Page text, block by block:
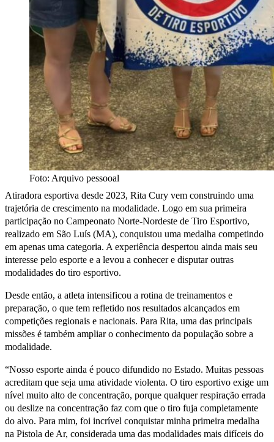
Foto: Arquivo pessooal
Atiradora esportiva desde 2023, Rita Cury vem construindo uma
trajetória de crescimento na modalidade. Logo em sua primeira
participação no Campeonato Norte-Nordeste de Tiro Esportivo,
realizado em São Luís (MA), conquistou uma medalha competindo
em apenas uma categoria. A experiência despertou ainda mais seu
interesse pelo esporte e a levou a conhecer e disputar outras
modalidades do tiro esportivo.
Desde então, a atleta intensificou a rotina de treinamentos e
preparação, o que tem refletido nos resultados alcançados em
competições regionais e nacionais. Para Rita, uma das principais
missões é também ampliar o conhecimento da população sobre a
modalidade.
“Nosso esporte ainda é pouco difundido no Estado. Muitas pessoas
acreditam que seja uma atividade violenta. O tiro esportivo exige um
nível muito alto de concentração, porque qualquer respiração errada
ou deslize na concentração faz com que o tiro fuja completamente
do alvo. Para mim, foi incrível conquistar minha primeira medalha
na Pistola de Ar, considerada uma das modalidades mais difíceis do